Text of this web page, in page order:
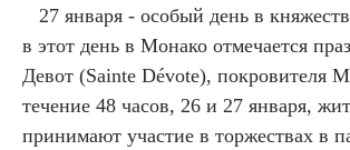
27 января - особый день в
в этот день в Монако отмечается
Девот (Sainte Dévote), покровителя
течение 48 часов, 26 и 27 января,
принимают участие в торжествах в